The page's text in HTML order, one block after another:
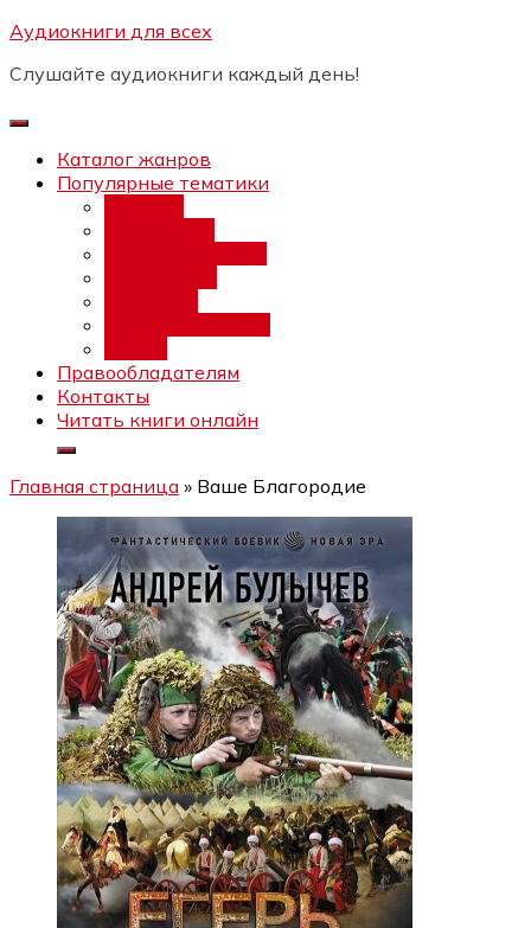
Перейти
содержимому
Аудиокниги для всех
Слушайте аудиокниги каждый день!
Каталог жанров
Популярные тематики
Правообладателям
Контакты
Читать книги онлайн
Главная страница » Ваше Благородие
Бесплатный интенсив:
каналов"